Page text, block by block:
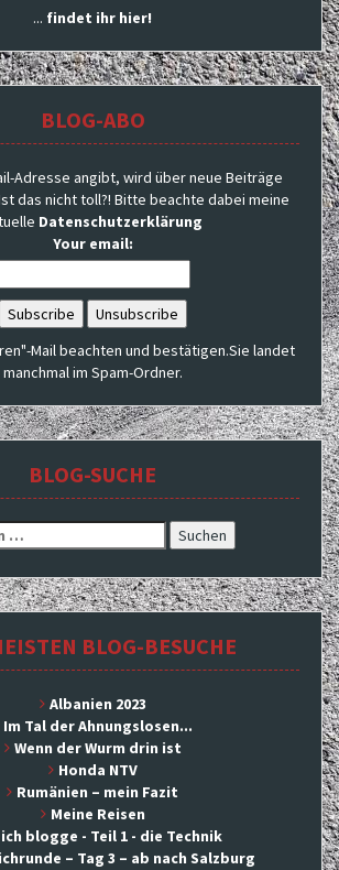
... findet ihr hier!
BLOG-ABO
Adresse angibt, wird über neue Beiträge
das nicht toll?! Bitte beachte dabei meine
Datenschutzerklärung
Your email:
Mail beachten und bestätigen.Sie landet
manchmal im Spam-Ordner.
BLOG-SUCHE
BLOG-BESUCHE
Albanien 2023
Im Tal der Ahnungslosen...
Wenn der Wurm drin ist
Honda NTV
Rumänien – mein Fazit
Meine Reisen
ich blogge - Teil 1 - die Technik
– Tag 3 – ab nach Salzburg